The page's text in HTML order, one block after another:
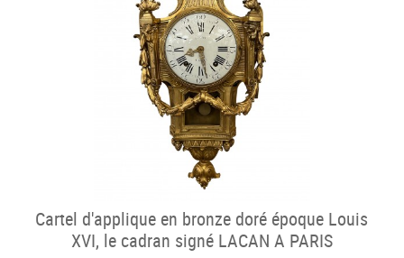
Cartel d'applique en bronze doré époque Louis
XVI, le cadran signé LACAN A PARIS